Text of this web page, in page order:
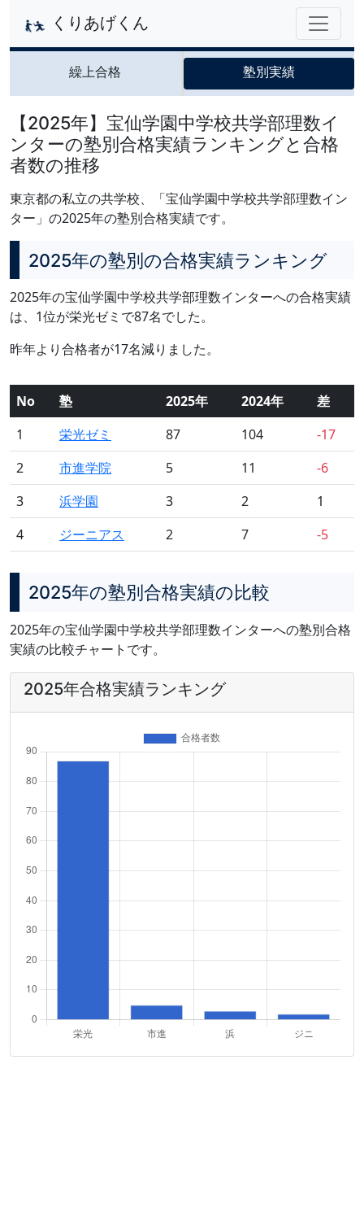
くりあげくん
繰上合格 塾別実績
【2025年】宝仙学園中学校共学部理数イ
ンターの塾別合格実績ランキングと合格
者数の推移
東京都の私立の共学校、「宝仙学園中学校共学部理数イン
ター」の2025年の塾別合格実績です。
2025年の塾別の合格実績ランキング
2025年の宝仙学園中学校共学部理数インターへの合格実績
は、1位が栄光ゼミで87名でした。
昨年より合格者が17名減りました。
No 塾 2025年 2024年
差
1
栄光ゼミ 87 104
-17
2
市進学院 5 11
-6
3
浜学園 3 2
1
4
ジーニアス 2 7 -5
2025年の塾別合格実績の比較
2025年の宝仙学園中学校共学部理数インターへの塾別合格
実績の比較チャートです。
2025年合格実績ランキング